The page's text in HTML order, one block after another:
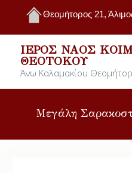
Θεομήτορος 21,
ΙΕΡΌΣ ΝΑΌΣ
ΘΕΟΤΌΚΟΥ
Άνω Καλαμακίου
Μεγάλη